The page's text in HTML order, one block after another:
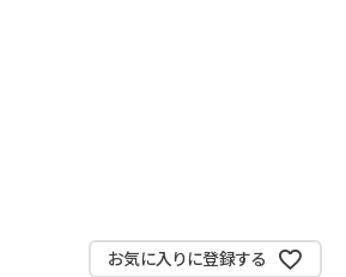
お気に入りに登録する